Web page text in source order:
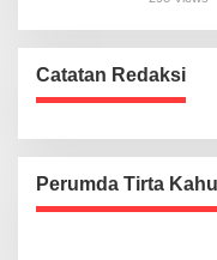
Catatan Redaksi
Perumda Tirta